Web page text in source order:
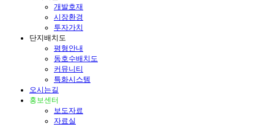
개발호재
시장환경
투자가치
단지배치도
평형안내
동호수배치도
커뮤니티
특화시스템
오시는길
홍보센터
보도자료
자료실